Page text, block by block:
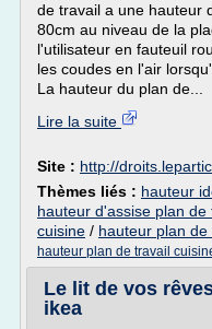
de travail a une hauteur
80cm au niveau de la
l'utilisateur en fauteuil
les coudes en l'air
La hauteur du plan de...
Lire la suite
Site : http://
Thèmes liés : hauteur
hauteur d'assise plan de
cuisine / hauteur plan
hauteur plan de travail
Le lit de vos
ikea